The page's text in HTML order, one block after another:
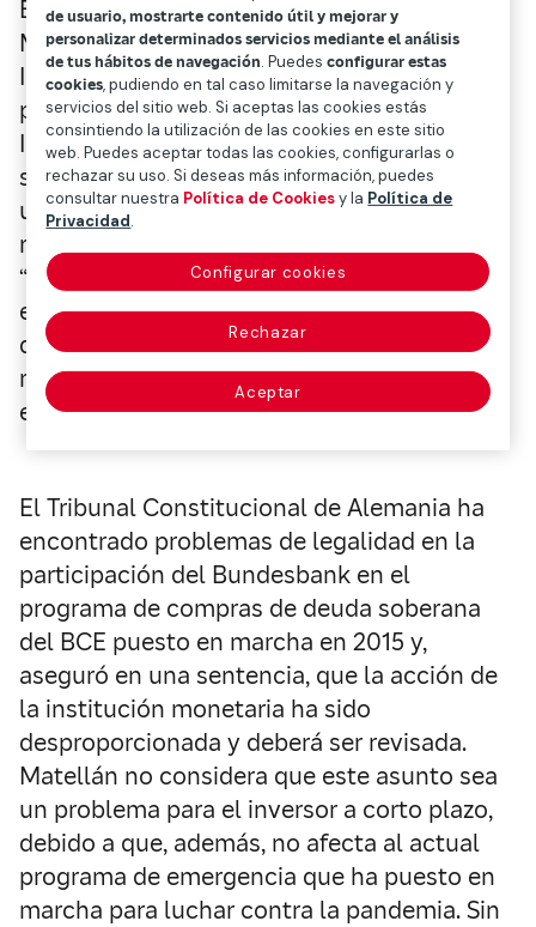
Banco Central Europeo (BCE). Alberto
Matellán, economista jefe de Mapfre
Inversión, explica, en una entrevista con el
programa A Media Sesión, de Radio
Intereconomía, que el inversor profesional
se enfrenta a la dificultad de no contar con
un escenario con el que guiarse, pese a la
reapertura gradual de algunas economías.
“No sabemos si habrá rebrote, el impacto
económico final o cuál es la forma correcta
de hacer esa reapertura”. De ahí que su
recomendación sea “esperar y ver” cómo
evolucionamos.
El Tribunal Constitucional de Alemania ha
encontrado problemas de legalidad en la
participación del Bundesbank en el
programa de compras de deuda soberana
del BCE puesto en marcha en 2015 y,
aseguró en una sentencia, que la acción de
la institución monetaria ha sido
desproporcionada y deberá ser revisada.
Matellán no considera que este asunto sea
un problema para el inversor a corto plazo,
debido a que, además, no afecta al actual
programa de emergencia que ha puesto en
marcha para luchar contra la pandemia. Sin
de usuario, mostrarte contenido útil y mejorar y
personalizar determinados servicios mediante el análisis
de tus hábitos de navegación. Puedesconfigurar estas
cookies, pudiendo en tal caso limitarse la navegación y
servicios del sitio web. Si aceptas las cookies estás
consintiendo la utilización de las cookies en este sitio
web. Puedes aceptar todas las cookies, configurarlas o
rechazar su uso. Si deseas más información, puedes
consultar nuestra Política de Cookiesy la Política de
Privacidad.
Configurar cookies
Rechazar
Aceptar